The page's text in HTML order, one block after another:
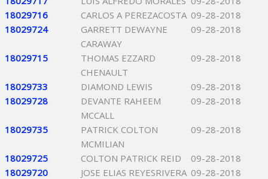
18029716
CARLOS A PEREZACOSTA 09-28-2018
18029724
GARRETT DEWAYNE
CARAWAY
09-28-2018
18029715
THOMAS EZZARD
CHENAULT
09-28-2018
18029733 DIAMOND LEWIS
09-28-2018
18029728
DEVANTE RAHEEM
MCCALL
09-28-2018
18029735
PATRICK COLTON
MCMILIAN
09-28-2018
18029725 COLTON PATRICK REID
09-28-2018
18029720
JOSE ELIAS REYESRIVERA 09-28-2018